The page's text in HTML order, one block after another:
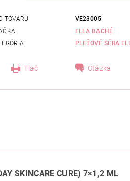
TOVARU
VE23005
ELLA BACHÉ
PLEŤOVÉ SÉRA
Tlač Otázka
SKINCARE CURE) 7×1,2 ML